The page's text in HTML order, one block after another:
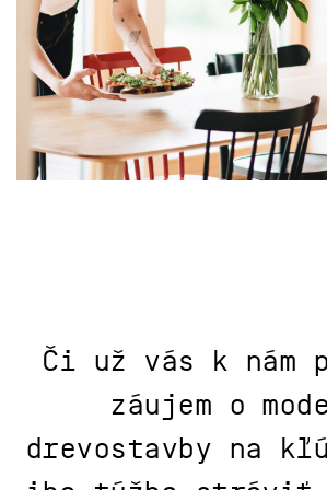
Či už vás k nám
záujem o
drevostavby na